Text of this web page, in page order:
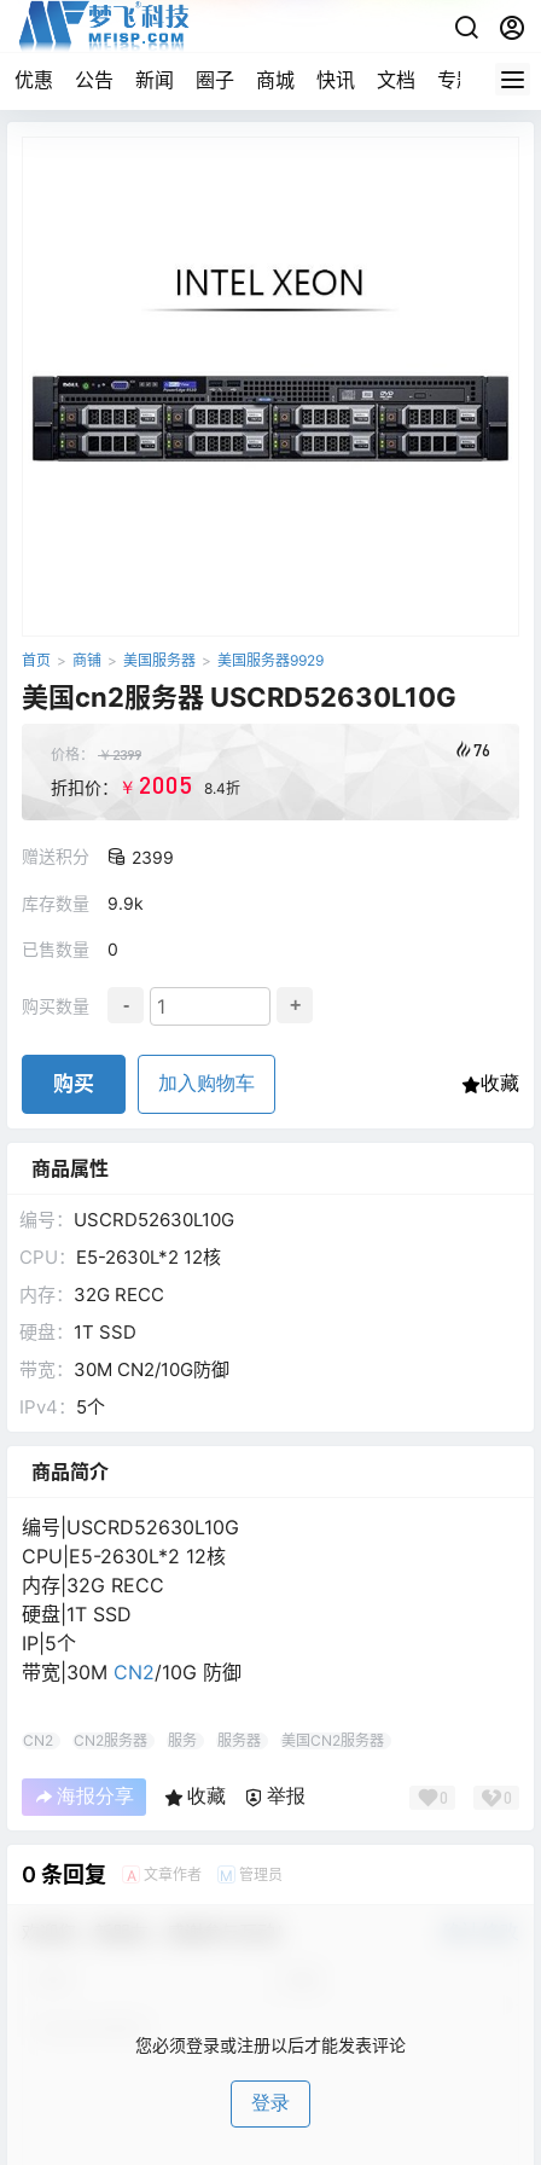
优惠 公告 新闻 圈子 商城 快讯 文档 专题 导航
首页 > 商铺 > 美国服务器 > 美国服务器9929
美国cn2服务器 USCRD52630L10G
价格： ￥2399
折扣价： ￥ 2005 8.4折
76
赠送积分 2399
库存数量 9.9k
已售数量 0
购买数量 - +
购买 加入购物车 收藏
商品属性
编号： USCRD52630L10G
CPU： E5-2630L*2 12核
内存： 32G RECC
硬盘： 1T SSD
带宽： 30M CN2/10G防御
IPv4： 5个
商品简介
编号|USCRD52630L10G
CPU|E5-2630L*2 12核
内存|32G RECC
硬盘|1T SSD
IP|5个
带宽|30M CN2/10G 防御
CN2 CN2服务器 服务 服务器 美国CN2服务器
海报分享 收藏 举报 0 0
0 条回复 A 文章作者 M 管理员
您必须登录或注册以后才能发表评论
登录